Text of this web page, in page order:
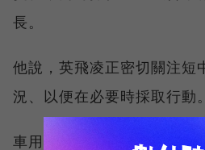
長。
他說，英飛凌正密切關注短
況、以便在必要時採取行動。
車用晶片大廠恩智浦半導體